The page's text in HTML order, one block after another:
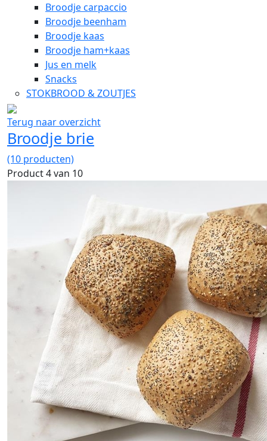
Broodje carpaccio
Broodje beenham
Broodje kaas
Broodje ham+kaas
Jus en melk
Snacks
STOKBROOD & ZOUTJES
Terug naar overzicht
Broodje brie
(10 producten)
Product 4 van 10